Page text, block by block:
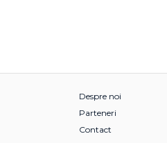
Despre noi
Parteneri
Contact